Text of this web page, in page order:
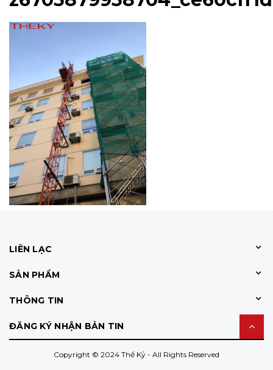
LIÊN LẠC
SẢN PHẨM
THÔNG TIN
ĐĂNG KÝ NHẬN BẢN TIN
Copyright © 2024 Thế Kỷ - All Rights Reserved